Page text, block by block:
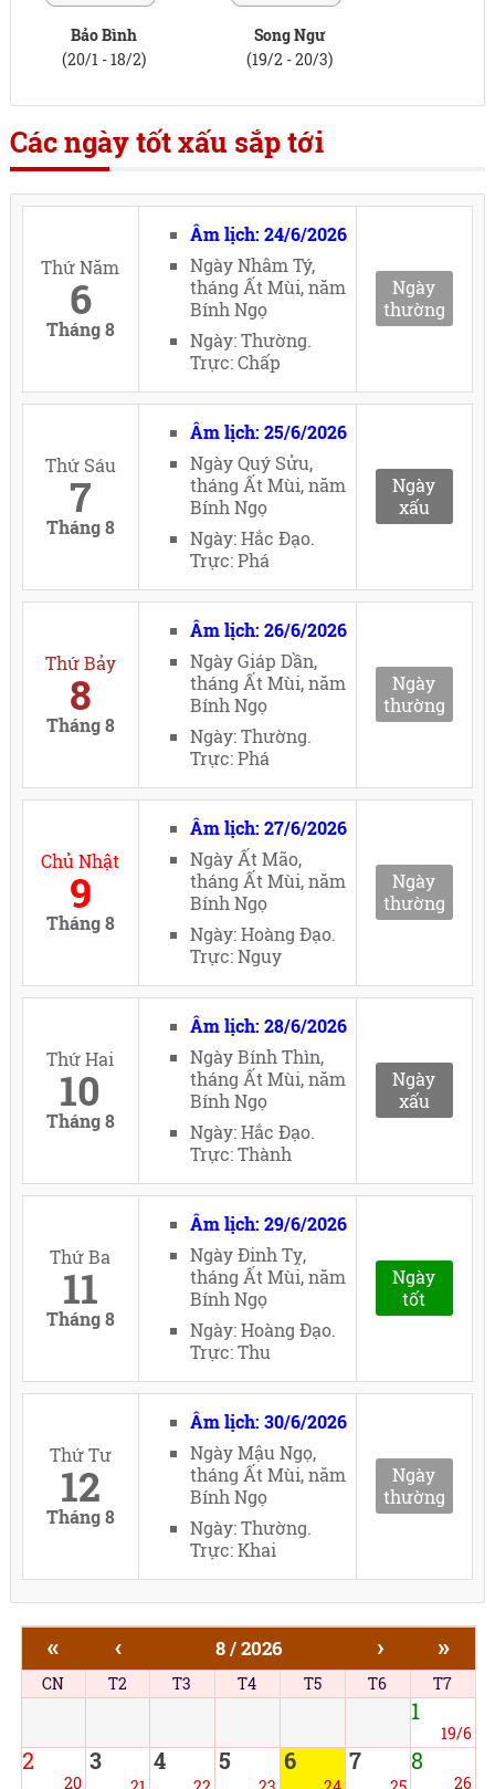
Bảo Bình
(20/1 - 18/2)
Song Ngư
(19/2 - 20/3)
Các ngày tốt xấu sắp tới
Thứ Năm
6
Tháng 8
Âm lịch: 24/6/2026
Ngày Nhâm Tý,
tháng Ất Mùi, năm
Bính Ngọ
Ngày: Thường.
Trực: Chấp
Ngày
thường
Thứ Sáu
7
Tháng 8
Âm lịch: 25/6/2026
Ngày Quý Sửu,
tháng Ất Mùi, năm
Bính Ngọ
Ngày: Hắc Đạo.
Trực: Phá
Ngày
xấu
Thứ Bảy
8
Tháng 8
Âm lịch: 26/6/2026
Ngày Giáp Dần,
tháng Ất Mùi, năm
Bính Ngọ
Ngày: Thường.
Trực: Phá
Ngày
thường
Chủ Nhật
9
Tháng 8
Âm lịch: 27/6/2026
Ngày Ất Mão,
tháng Ất Mùi, năm
Bính Ngọ
Ngày: Hoàng Đạo.
Trực: Nguy
Ngày
thường
Thứ Hai
10
Tháng 8
Âm lịch: 28/6/2026
Ngày Bính Thìn,
tháng Ất Mùi, năm
Bính Ngọ
Ngày: Hắc Đạo.
Trực: Thành
Ngày
xấu
Thứ Ba
11
Tháng 8
Âm lịch: 29/6/2026
Ngày Đinh Tỵ,
tháng Ất Mùi, năm
Bính Ngọ
Ngày: Hoàng Đạo.
Trực: Thu
Ngày
tốt
Thứ Tư
12
Tháng 8
Âm lịch: 30/6/2026
Ngày Mậu Ngọ,
tháng Ất Mùi, năm
Bính Ngọ
Ngày: Thường.
Trực: Khai
Ngày
thường
« ‹ 8 / 2026 › »
CN T2 T3 T4 T5 T6 T7
1
19/6
2
20
3 4 5 6 7 8
26